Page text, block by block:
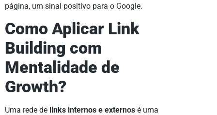
página, um sinal positivo para o Google.
Como Aplicar Link
Building com
Mentalidade de
Growth?
Uma rede de links internos e externos é uma